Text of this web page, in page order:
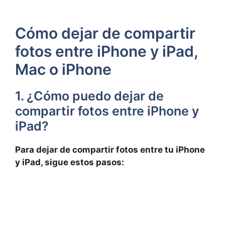
Cómo dejar de compartir
fotos entre iPhone y iPad,
Mac o iPhone
1. ¿Cómo puedo dejar de
compartir fotos entre iPhone y
iPad?
Para dejar de compartir ⁢fotos ​entre‍ tu iPhone
‌y iPad, sigue estos pasos: